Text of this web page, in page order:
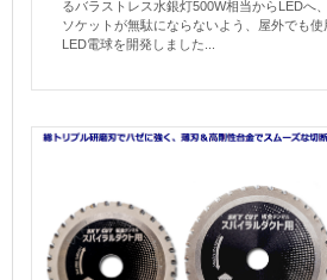
るバラストレス水銀灯500W相当からLEDへ
ソケットが無駄にならないよう、屋外でも
LED電球を開発しました...